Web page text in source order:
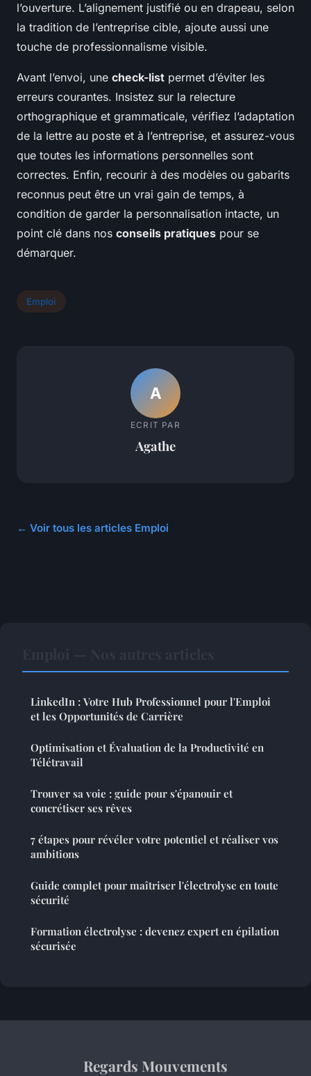
l’ouverture. L’alignement justifié ou en drapeau, selon
la tradition de l’entreprise cible, ajoute aussi une
touche de professionnalisme visible.
Avant l’envoi, une check-list permet d’éviter les
erreurs courantes. Insistez sur la relecture
orthographique et grammaticale, vérifiez l’adaptation
de la lettre au poste et à l’entreprise, et assurez-vous
que toutes les informations personnelles sont
correctes. Enfin, recourir à des modèles ou gabarits
reconnus peut être un vrai gain de temps, à
condition de garder la personnalisation intacte, un
point clé dans nos conseils pratiques pour se
démarquer.
Emploi
A
ECRIT PAR
Agathe
← Voir tous les articles Emploi
LinkedIn : Votre Hub Professionnel pour l'Emploi
et les Opportunités de Carrière
Optimisation et Évaluation de la Productivité en
Télétravail
Trouver sa voie : guide pour s'épanouir et
concrétiser ses rêves
7 étapes pour révéler votre potentiel et réaliser vos
ambitions
Guide complet pour maîtriser l'électrolyse en toute
sécurité
Formation électrolyse : devenez expert en épilation
sécurisée
Regards Mouvements